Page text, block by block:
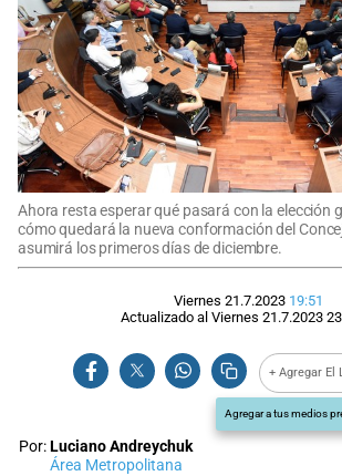
Ahora resta esperar qué pasará con la elección
cómo quedará la nueva conformación del
asumirá los primeros días de diciembre.
Viernes 21.7.2023 19:51
Actualizado al Viernes 21.7.2023
+ Agregar El
Agregar a tus medios
Por:Luciano Andreychuk
Área Metropolitana